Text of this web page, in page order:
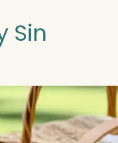
Sin